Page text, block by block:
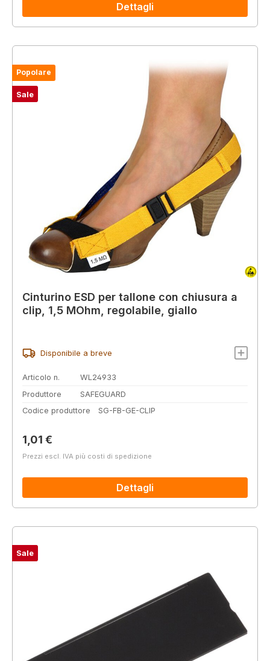
Dettagli
Popolare
Sale
Cinturino ESD per tallone con chiusura a
clip, 1,5 MOhm, regolabile, giallo
Disponibile a breve
Articolo n.
WL24933
Produttore
SAFEGUARD
Codice produttore
SG-FB-GE-CLIP
Prezzo normale:
1,01 €
Prezzi escl. IVA più costi di spedizione
Dettagli
Sale